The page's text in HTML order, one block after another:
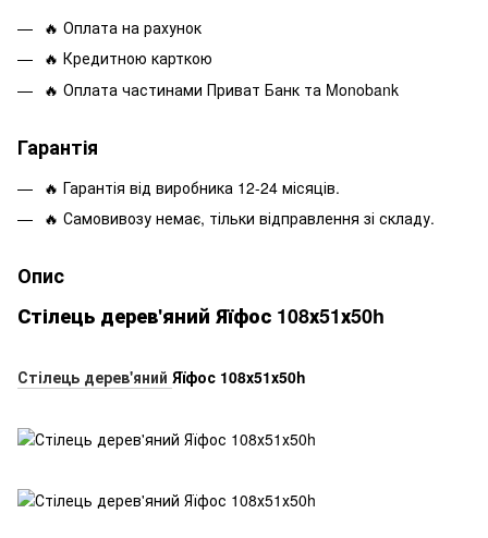
🔥 Оплата на рахунок
🔥 Кредитною карткою
🔥 Оплата частинами Приват Банк та Monobank
Гарантія
🔥 Гарантія від виробника 12-24 місяців.
🔥 Самовивозу немає, тільки відправлення зі складу.
Опис
Стілець дерев'яний Яїфос 108х51х50h
Стілець дерев'яний Яїфос 108х51х50h